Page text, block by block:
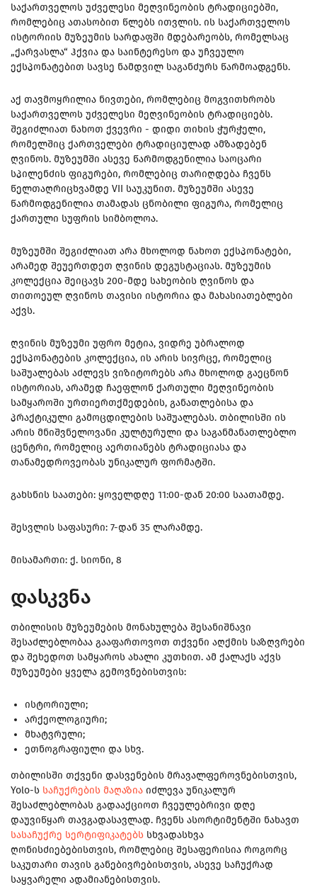
საქართველოს უძველესი მეღვინეობის ტრადიციებში,
რომლებიც ათასობით წლებს ითვლის. ის საქართველოს
ისტორიის მუზეუმის სარდაფში მდებარეობს, რომელსაც
„ქარვასლა“ ჰქვია და საინტერესო და უჩვეულო
ექსპონატებით სავსე ნამდვილ საგანძურს წარმოადგენს.
აქ თავმოყრილია ნივთები, რომლებიც მოგვითხრობს
საქართველოს უძველესი მეღვინეობის ტრადიციებს.
შეგიძლიათ ნახოთ ქვევრი - დიდი თიხის ჭურჭელი,
რომელშიც ქართველები ტრადიციულად ამზადებენ
ღვინოს. მუზეუმში ასევე წარმოდგენილია საოცარი
სპილენძის ფიგურები, რომლებიც თარიღდება ჩვენს
წელთაღრიცხვამდე VII საუკუნით. მუზეუმში ასევე
წარმოდგენილია თამადას ცნობილი ფიგურა, რომელიც
ქართული სუფრის სიმბოლოა.
მუზეუმში შეგიძლიათ არა მხოლოდ ნახოთ ექსპონატები,
არამედ შეუერთდეთ ღვინის დეგუსტაციას. მუზეუმის
კოლექცია შეიცავს 200-მდე სახეობის ღვინოს და
თითოეულ ღვინოს თავისი ისტორია და მახასიათებლები
აქვს.
ღვინის მუზეუმი უფრო მეტია, ვიდრე უბრალოდ
ექსპონატების კოლექცია, ის არის სივრცე, რომელიც
საშუალებას აძლევს ვიზიტორებს არა მხოლოდ გაეცნონ
ისტორიას, არამედ ჩაეფლონ ქართული მეღვინეობის
სამყაროში ურთიერთქმედების, განათლებისა და
პრაქტიკული გამოცდილების საშუალებას. თბილისში ის
არის მნიშვნელოვანი კულტურული და საგანმანათლებლო
ცენტრი, რომელიც აერთიანებს ტრადიციასა და
თანამედროვეობას უნიკალურ ფორმატში.
გახსნის საათები: ყოველდღე 11:00-დან 20:00 საათამდე.
შესვლის საფასური: 7-დან 35 ლარამდე.
მისამართი: ქ. სიონი, 8
დასკვნა
თბილისის მუზეუმების მონახულება შესანიშნავი
შესაძლებლობაა გააფართოვოთ თქვენი აღქმის საზღვრები
და შეხედოთ სამყაროს ახალი კუთხით. ამ ქალაქს აქვს
მუზეუმები ყველა გემოვნებისთვის:
ისტორიული;
არქეოლოგიური;
მხატვრული;
ეთნოგრაფიული და სხვ.
თბილისში თქვენი დასვენების მრავალფეროვნებისთვის,
Yolo-ს საჩუქრების მაღაზია იძლევა უნიკალურ
შესაძლებლობას გადააქციოთ ჩვეულებრივი დღე
დაუვიწყარ თავგადასავლად. ჩვენს ასორტიმენტში ნახავთ
სასაჩუქრე სერტიფიკატებს სხვადასხვა
ღონისძიებებისთვის, რომლებიც შესაფერისია როგორც
საკუთარი თავის განებივრებისთვის, ასევე საჩუქრად
საყვარელი ადამიანებისთვის.